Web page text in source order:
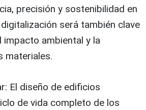
precisión y sostenibilidad en
será también clave
impacto ambiental y la
materiales.
El diseño de edificios
de vida completo de los